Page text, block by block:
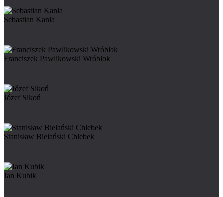
Sebastian Kania
Franciszek Pawlikowski Wróblok
Józef Sikoń
Stanisław Bielański Chlebek
Jan Kubik